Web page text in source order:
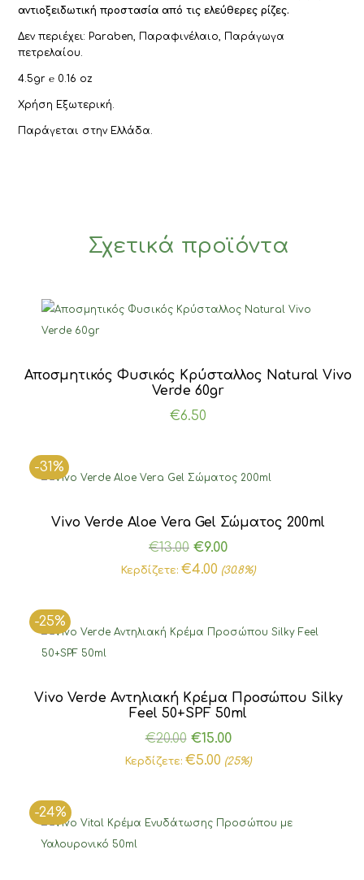
αντιοξειδωτική προστασία από τις ελεύθερες ρίζες.
Δεν περιέχει: Paraben, Παραφινέλαιο, Παράγωγα
πετρελαίου.
4.5gr ℮ 0.16 oz
Χρήση Εξωτερική.
Παράγεται στην Ελλάδα.
Σχετικά προϊόντα
Αποσμητικός Φυσικός Κρύσταλλος Natural Vivo
Verde 60gr
€6.50
-31%
Vivo Verde Aloe Vera Gel Σώματος 200ml
€13.00 Original
price
€9.00Η
τρέχουσα
€9.00.
Κερδίζετε: €4.00 (30.8%)
-25%
Vivo Verde Αντηλιακή Κρέμα Προσώπου Silky
Feel 50+SPF 50ml
€20.00 Original
price
€15.00Η
τρέχουσα
€15.00.
Κερδίζετε: €5.00 (25%)
-24%